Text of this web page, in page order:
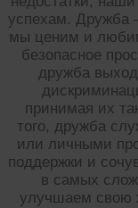
успехам. Дружба
мы ценим и
безопасное
дружба
принимая их
того, дружба
или личными
поддержки и
в самых
улучшаем свою